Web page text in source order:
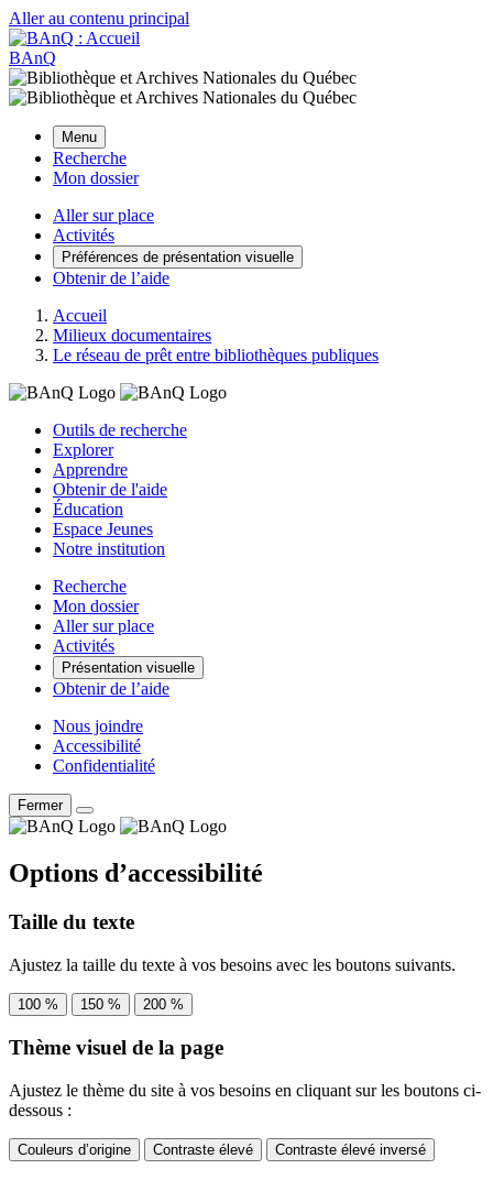
Aller au contenu principal
BAnQ
Menu
Recherche
Mon dossier
Aller sur place
Activités
Préférences de présentation visuelle
Obtenir de l’aide
Accueil
Milieux documentaires
Le réseau de prêt entre bibliothèques publiques
Outils de recherche
Explorer
Apprendre
Obtenir de l'aide
Éducation
Espace Jeunes
Notre institution
Recherche
Mon dossier
Aller sur place
Activités
Présentation visuelle
Obtenir de l’aide
Nous joindre
Accessibilité
Confidentialité
Fermer
Options d’accessibilité
Taille du texte
Ajustez la taille du texte à vos besoins avec les boutons suivants.
100 % 150 % 200 %
Thème visuel de la page
Ajustez le thème du site à vos besoins en cliquant sur les boutons ci-
dessous :
Couleurs d’origine Contraste élevé Contraste élevé inversé